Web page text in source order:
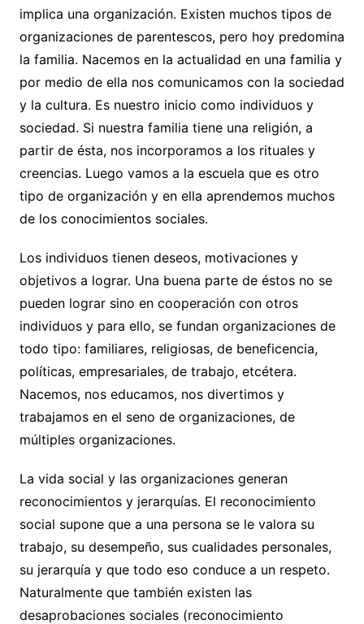
implica una organización. Existen muchos tipos de
organizaciones de parentescos, pero hoy predomina
la familia. Nacemos en la actualidad en una familia y
por medio de ella nos comunicamos con la sociedad
y la cultura. Es nuestro inicio como individuos y
sociedad. Si nuestra familia tiene una religión, a
partir de ésta, nos incorporamos a los rituales y
creencias. Luego vamos a la escuela que es otro
tipo de organización y en ella aprendemos muchos
de los conocimientos sociales.
Los individuos tienen deseos, motivaciones y
objetivos a lograr. Una buena parte de éstos no se
pueden lograr sino en cooperación con otros
individuos y para ello, se fundan organizaciones de
todo tipo: familiares, religiosas, de beneficencia,
políticas, empresariales, de trabajo, etcétera.
Nacemos, nos educamos, nos divertimos y
trabajamos en el seno de organizaciones, de
múltiples organizaciones.
La vida social y las organizaciones generan
reconocimientos y jerarquías. El reconocimiento
social supone que a una persona se le valora su
trabajo, su desempeño, sus cualidades personales,
su jerarquía y que todo eso conduce a un respeto.
Naturalmente que también existen las
desaprobaciones sociales (reconocimiento